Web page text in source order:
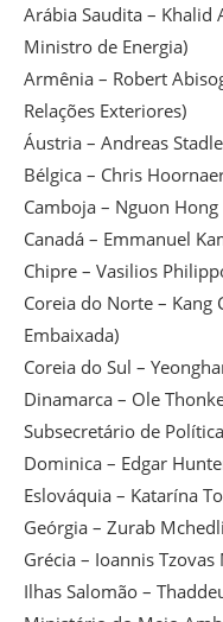
Arábia Saudita – Khalid
Ministro de Energia)
Armênia – Robert
Relações Exteriores)
Áustria – Andreas
Bélgica – Chris
Camboja – Nguon
Canadá – Emmanuel
Chipre – Vasilios
Coreia do Norte – Kang
Embaixada)
Coreia do Sul –
Dinamarca – Ole
Subsecretário de
Dominica – Edgar
Eslováquia – Katarína
Geórgia – Zurab
Grécia – Ioannis
Ilhas Salomão –